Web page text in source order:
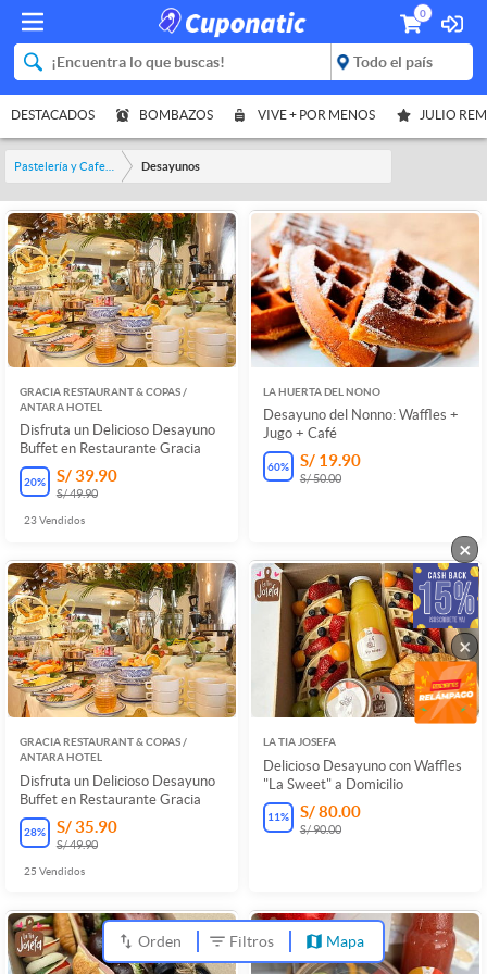
0
DESTACADOS BOMBAZOS VIVE + POR MENOS JULIO
Desayunos
GRACIA RESTAURANT & COPAS /
ANTARA HOTEL
Disfruta un Delicioso Desayuno
Buffet en Restaurante Gracia
20% S/ 39.90
S/ 49.90
23Vendidos
LA HUERTA DEL NONO
Desayuno del Nonno: Waffles +
Jugo + Café
60% S/ 19.90
S/ 50.00
GRACIA RESTAURANT & COPAS /
ANTARA HOTEL
Disfruta un Delicioso Desayuno
Buffet en Restaurante Gracia
28% S/ 35.90
S/ 49.90
25 Vendidos
LA TIA JOSEFA
Delicioso Desayuno con Waffles
"La Sweet" a Domicilio
11% S/ 80.00
S/ 90.00
Orden Filtros Mapa
×
×